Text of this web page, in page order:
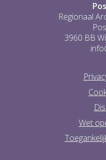
Regionaal
3960 BB
Wet